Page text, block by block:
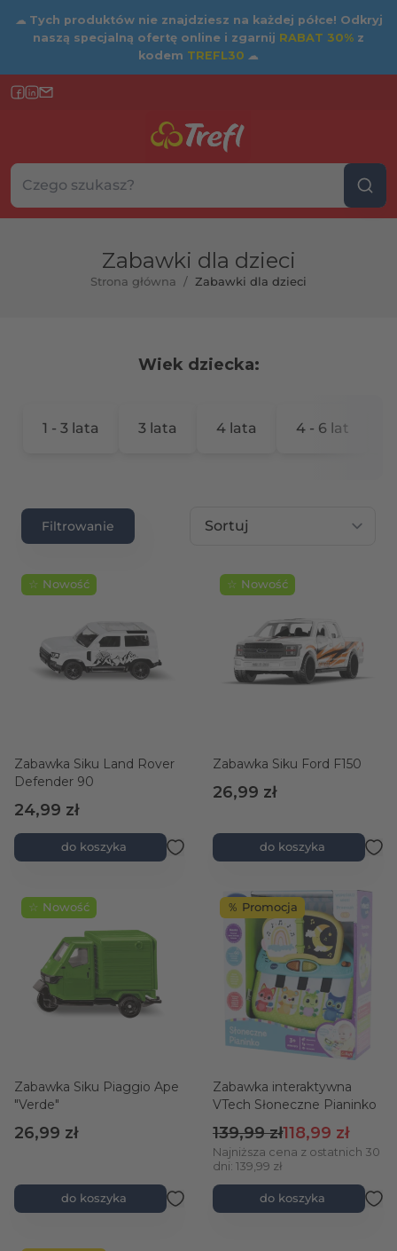
☁ Tych produktów nie znajdziesz na każdej półce! Odkryj
naszą specjalną ofertę online i zgarnij RABAT 30% z
kodem TREFL30 ☁
Szukaj w sklepie...
Wybierz kategorię
Zabawki dla dzieci
Strona główna / Zabawki dla dzieci
Wiek dziecka:
1 - 3 lata 3 lata 4 lata 4 - 6 lat
Filtrowanie
Sortuj wg
☆ Nowość
Zabawka Siku Land Rover
Defender 90
24,99 zł
do koszyka
☆ Nowość
Zabawka Siku Ford F150
26,99 zł
do koszyka
☆ Nowość
Zabawka Siku Piaggio Ape
"Verde"
26,99 zł
do koszyka
％ Promocja
Zabawka interaktywna
VTech Słoneczne Pianinko
Cena
118,99 zł
Cena regularna
139,99 zł
Najniższa cena z ostatnich 30
dni: 139,99 zł
do koszyka